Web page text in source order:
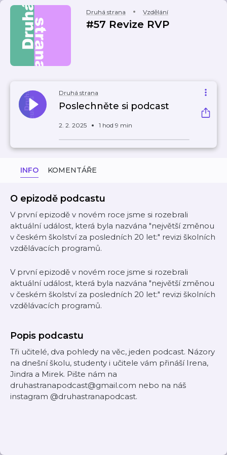
Druhá strana Vzdělání
#57 Revize RVP
Druhá strana
Poslechněte si podcast
2. 2. 2025 1 hod 9 min
INFO KOMENTÁŘE
O epizodě podcastu
V první epizodě v novém roce jsme si rozebrali
aktuální událost, která byla nazvána "největší změnou
v českém školství za posledních 20 let:" revizi školních
vzdělávacích programů.
V první epizodě v novém roce jsme si rozebrali
aktuální událost, která byla nazvána "největší změnou
v českém školství za posledních 20 let:" revizi školních
vzdělávacích programů.
Popis podcastu
Tři učitelé, dva pohledy na věc, jeden podcast. Názory
na dnešní školu, studenty i učitele vám přináší Irena,
Jindra a Mirek. Pište nám na
druhastranapodcast@gmail.com nebo na náš
instagram @druhastranapodcast.